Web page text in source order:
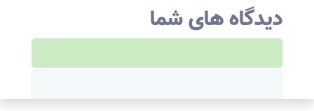
دیدگاه های شما